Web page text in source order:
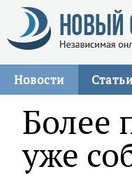
Новости
Более
уже